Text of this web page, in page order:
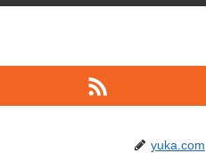
yuka.com